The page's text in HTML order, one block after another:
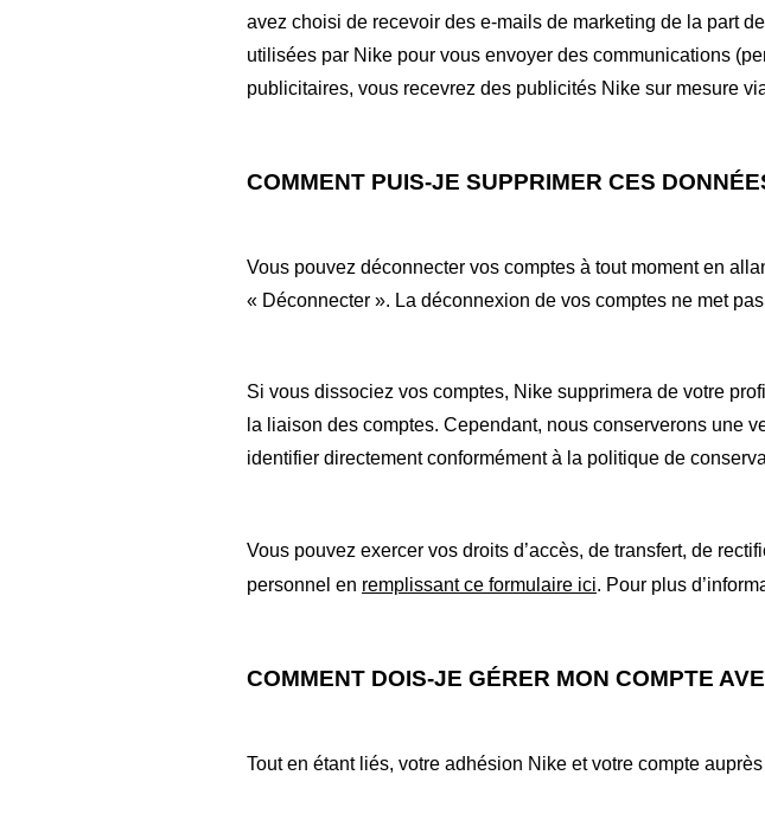
avez choisi de recevoir des e-mails de marketing de la part
utilisées par Nike pour vous envoyer des communications
publicitaires, vous recevrez des publicités Nike sur mesure
COMMENT PUIS-JE SUPPRIMER CES
Vous pouvez déconnecter vos comptes à tout moment en
« Déconnecter ». La déconnexion de vos comptes ne met
Si vous dissociez vos comptes, Nike supprimera de votre
la liaison des comptes. Cependant, nous conserverons une
identifier directement conformément à la politique de
Vous pouvez exercer vos droits d’accès, de transfert, de
personnel en remplissant ce formulaire ici. Pour plus
COMMENT DOIS-JE GÉRER MON COMPTE
Tout en étant liés, votre adhésion Nike et votre compte